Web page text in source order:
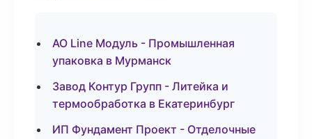
АО Line Модуль - Промышленная
упаковка в Мурманск
Завод Контур Групп - Литейка и
термообработка в Екатеринбург
ИП Фундамент Проект - Отделочные